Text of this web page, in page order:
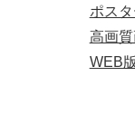
ポス
高画
WEB